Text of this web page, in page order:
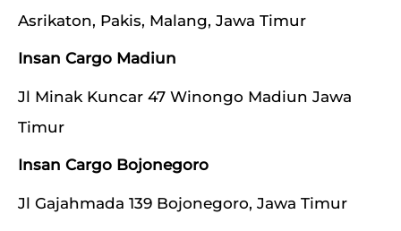
Asrikaton, Pakis, Malang, Jawa Timur
Insan Cargo Madiun
Jl Minak Kuncar 47 Winongo Madiun Jawa
Timur
Insan Cargo Bojonegoro
Jl Gajahmada 139 Bojonegoro, Jawa Timur